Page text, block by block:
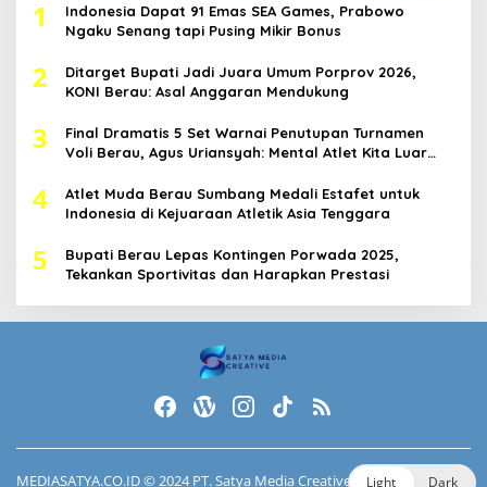
1
Indonesia Dapat 91 Emas SEA Games, Prabowo
Ngaku Senang tapi Pusing Mikir Bonus
2
Ditarget Bupati Jadi Juara Umum Porprov 2026,
KONI Berau: Asal Anggaran Mendukung
3
Final Dramatis 5 Set Warnai Penutupan Turnamen
Voli Berau, Agus Uriansyah: Mental Atlet Kita Luar
4
Atlet Muda Berau Sumbang Medali Estafet untuk
Indonesia di Kejuaraan Atletik Asia Tenggara
5
Bupati Berau Lepas Kontingen Porwada 2025,
Tekankan Sportivitas dan Harapkan Prestasi
MEDIASATYA.CO.ID© 2024 PT. Satya Media Creative. Light Dark